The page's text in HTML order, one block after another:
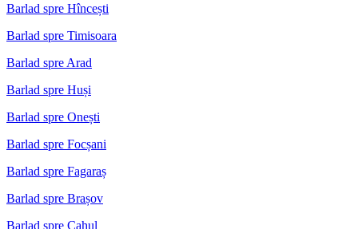
Barlad spre Hîncești
Barlad spre Timisoara
Barlad spre Arad
Barlad spre Huși
Barlad spre Onești
Barlad spre Focșani
Barlad spre Fagaraș
Barlad spre Brașov
Barlad spre Cahul